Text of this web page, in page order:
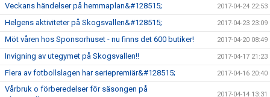
Veckans händelser på hemmaplan&#128515; 2017-04-24 22:53
Helgens aktiviteter på Skogsvallen&#128515; 2017-04-23 23:09
Möt våren hos Sponsorhuset - nu finns det 600 butiker! 2017-04-20 08:49
Invigning av utegymet på Skogsvallen!! 2017-04-17 21:23
Flera av fotbollslagen har seriepremiär&#128515; 2017-04-16 20:40
Vårbruk o förberedelser för säsongen på
2017-04-14 13:31